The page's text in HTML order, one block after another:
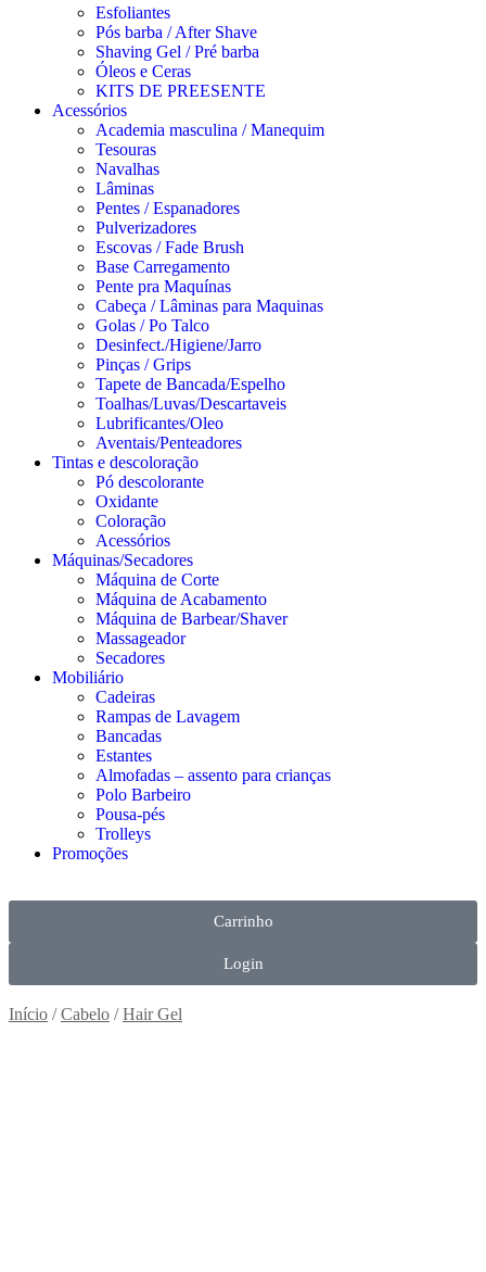
Esfoliantes
Pós barba / After Shave
Shaving Gel / Pré barba
Óleos e Ceras
KITS DE PREESENTE
Acessórios
Academia masculina / Manequim
Tesouras
Navalhas
Lâminas
Pentes / Espanadores
Pulverizadores
Escovas / Fade Brush
Base Carregamento
Pente pra Maquínas
Cabeça / Lâminas para Maquinas
Golas / Po Talco
Desinfect./Higiene/Jarro
Pinças / Grips
Tapete de Bancada/Espelho
Toalhas/Luvas/Descartaveis
Lubrificantes/Oleo
Aventais/Penteadores
Tintas e descoloração
Pó descolorante
Oxidante
Coloração
Acessórios
Máquinas/Secadores
Máquina de Corte
Máquina de Acabamento
Máquina de Barbear/Shaver
Massageador
Secadores
Mobiliário
Cadeiras
Rampas de Lavagem
Bancadas
Estantes
Almofadas – assento para crianças
Polo Barbeiro
Pousa-pés
Trolleys
Promoções
Carrinho
Login
Início /Cabelo /Hair Gel